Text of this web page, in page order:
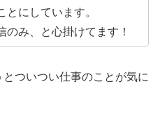
とにしています。
のみ、と心掛けてます！
ついつい仕事のことが気に